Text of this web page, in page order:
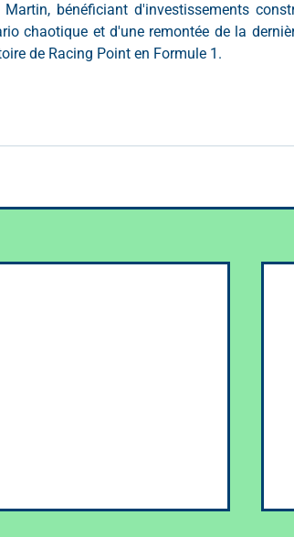
bénéficiant d'investissements
chaotique et d'une remontée de la
de Racing Point en Formule 1.